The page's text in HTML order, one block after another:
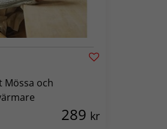
Mössa och
289 kr